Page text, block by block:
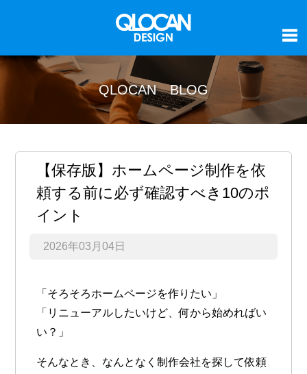
QLOCAN BLOG
【保存版】ホームページ制作を依
頼する前に必ず確認すべき10のポ
イント
2026年03月04日
「そろそろホームページを作りたい」
「リニューアルしたいけど、何から始めればい
い？」
そんなとき、なんとなく制作会社を探して依頼